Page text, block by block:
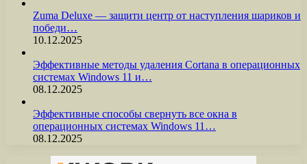
Zuma Deluxe — защити центр от наступления шариков и
победи…
10.12.2025
Эффективные методы удаления Cortana в операционных
системах Windows 11 и…
08.12.2025
Эффективные способы свернуть все окна в
операционных системах Windows 11…
08.12.2025